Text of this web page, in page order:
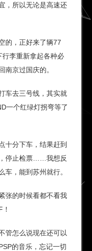
，所以无论是高速还
的，正好来了辆77
李重新拿起各种必
南京过国庆的。
车去三号线，其实就
一个红绿灯拐弯等了
十分下车，结果赶到
停止检票……我想反
车，能到苏州就行。
张的时候看都不看我
管怎么说现在还可以
的音乐，忘记一切